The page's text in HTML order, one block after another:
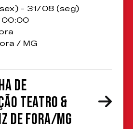
- 31/08 (seg)
00:00
/ MG
de
Teatro &
de Fora/MG